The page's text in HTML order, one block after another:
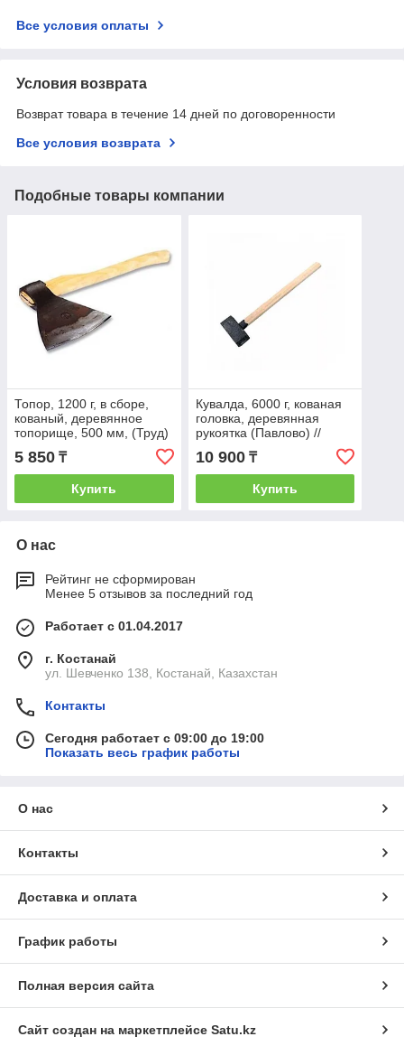
Все условия оплаты
Условия возврата
Возврат товара в течение 14 дней по договоренности
Все условия возврата
Подобные товары компании
Топор, 1200 г, в сборе,
кованый, деревянное
топорище, 500 мм, (Труд)
г.Вача// Россия 21692
5 850 ₸
Купить
Кувалда, 6000 г, кованая
головка, деревянная
рукоятка (Павлово) //
Россия 10963
10 900₸
Купить
О нас
Рейтинг не сформирован
Менее 5 отзывов за последний год
Работает с 01.04.2017
г. Костанай
ул. Шевченко 138, Костанай, Казахстан
Контакты
Сегодня работает с 09:00 до 19:00
Показать весь график работы
О нас
Контакты
Доставка и оплата
График работы
Полная версия сайта
Сайт создан на маркетплейсе Satu.kz